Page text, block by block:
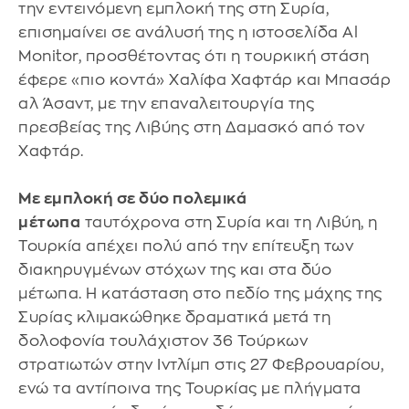
την εντεινόμενη εμπλοκή της στη Συρία,
επισημαίνει σε ανάλυσή της η ιστοσελίδα Al
Monitor, προσθέτοντας ότι η τουρκική στάση
έφερε «πιο κοντά» Χαλίφα Χαφτάρ και Μπασάρ
αλ Άσαντ, με την επαναλειτουργία της
πρεσβείας της Λιβύης στη Δαμασκό από τον
Χαφτάρ.
Με εμπλοκή σε δύο πολεμικά
μέτωπα ταυτόχρονα στη Συρία και τη Λιβύη, η
Τουρκία απέχει πολύ από την επίτευξη των
διακηρυγμένων στόχων της και στα δύο
μέτωπα. Η κατάσταση στο πεδίο της μάχης της
Συρίας κλιμακώθηκε δραματικά μετά τη
δολοφονία τουλάχιστον 36 Τούρκων
στρατιωτών στην Ιντλίμπ στις 27 Φεβρουαρίου,
ενώ τα αντίποινα της Τουρκίας με πλήγματα